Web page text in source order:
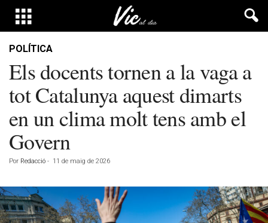
POLÍTICA
Els docents tornen a la vaga a
tot Catalunya aquest dimarts
en un clima molt tens amb el
Govern
Por Redacció - 11 de maig de 2026